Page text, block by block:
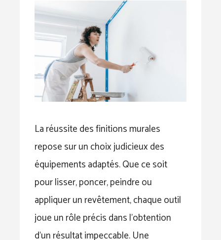
La réussite des finitions murales
repose sur un choix judicieux des
équipements adaptés. Que ce soit
pour lisser, poncer, peindre ou
appliquer un revêtement, chaque outil
joue un rôle précis dans l’obtention
d’un résultat impeccable. Une